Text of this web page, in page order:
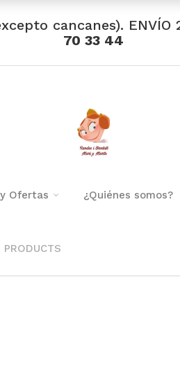
cancanes). ENVÍO
70 33 44
Ofertas ¿Quiénes somos?
PRODUCTS